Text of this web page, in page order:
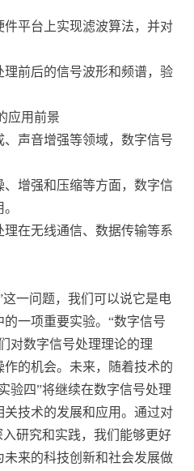
平台上实现滤波算法，并对
前后的信号波形和频谱，验
应用前景
声音增强等领域，数字信号
增强和压缩等方面，数字信
在无线通信、数据传输等系
这一问题，我们可以说它是电
一项重要实验。“数字信号
对数字信号处理理论的理
的机会。未来，随着技术的
验四”将继续在数字信号处理
技术的发展和应用。通过对
研究和实践，我们能够更好
来的科技创新和社会发展做